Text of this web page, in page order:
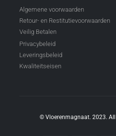
Algemene voorwaarden
Retour- en Restitutievoorwaarden
Veilig Betalen
Privacybeleid
Leveringsbeleid
Kwaliteitseisen
© Vloerenmagnaat. 2023. All